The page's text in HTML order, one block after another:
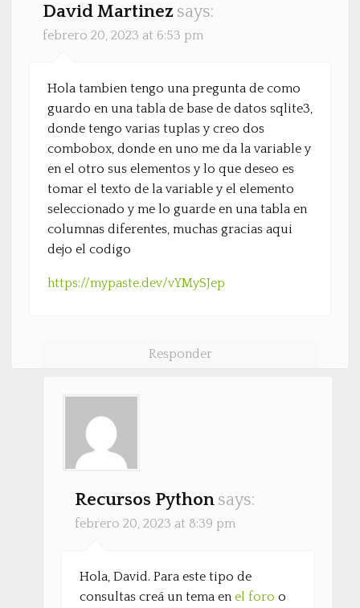
David Martinez says:
febrero 20, 2023 at 6:53 pm
Hola tambien tengo una pregunta de como
guardo en una tabla de base de datos sqlite3,
donde tengo varias tuplas y creo dos
combobox, donde en uno me da la variable y
en el otro sus elementos y lo que deseo es
tomar el texto de la variable y el elemento
seleccionado y me lo guarde en una tabla en
columnas diferentes, muchas gracias aqui
dejo el codigo
https://mypaste.dev/vYMySJep
Responder
Recursos Python says:
febrero 20, 2023 at 8:39 pm
Hola, David. Para este tipo de
consultas creá un tema en el foro o